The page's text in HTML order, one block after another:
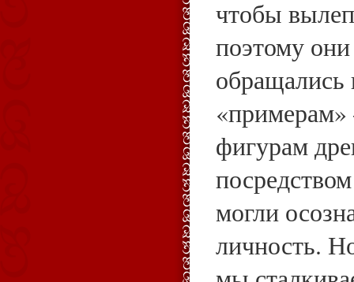
чтобы
поэтому
обращались
фигурам
могли
личность.